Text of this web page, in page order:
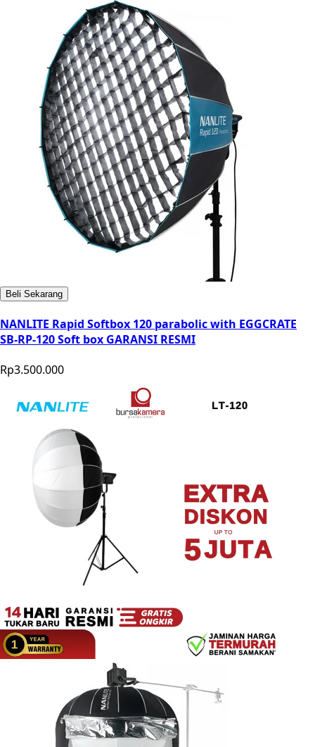
Beli Sekarang
NANLITE Rapid Softbox 120 parabolic with EGGCRATE
SB-RP-120 Soft box GARANSI RESMI
Rp3.500.000